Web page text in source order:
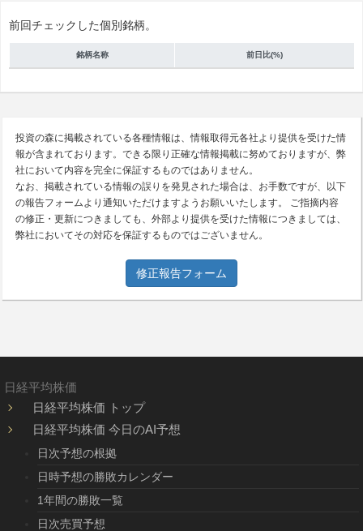
前回チェックした個別銘柄。
銘柄名称 前日比(%)
投資の森に掲載されている各種情報は、情報取得元各社より提供を受けた情
報が含まれております。できる限り正確な情報掲載に努めておりますが、弊
社において内容を完全に保証するものではありません。
なお、掲載されている情報の誤りを発見された場合は、お手数ですが、以下
の報告フォームより通知いただけますようお願いいたします。 ご指摘内容
の修正・更新につきましても、外部より提供を受けた情報につきましては、
弊社においてその対応を保証するものではございません。
修正報告フォーム
日経平均株価
日経平均株価 トップ
日経平均株価 今日のAI予想
日次予想の根拠
日時予想の勝敗カレンダー
1年間の勝敗一覧
日次売買予想